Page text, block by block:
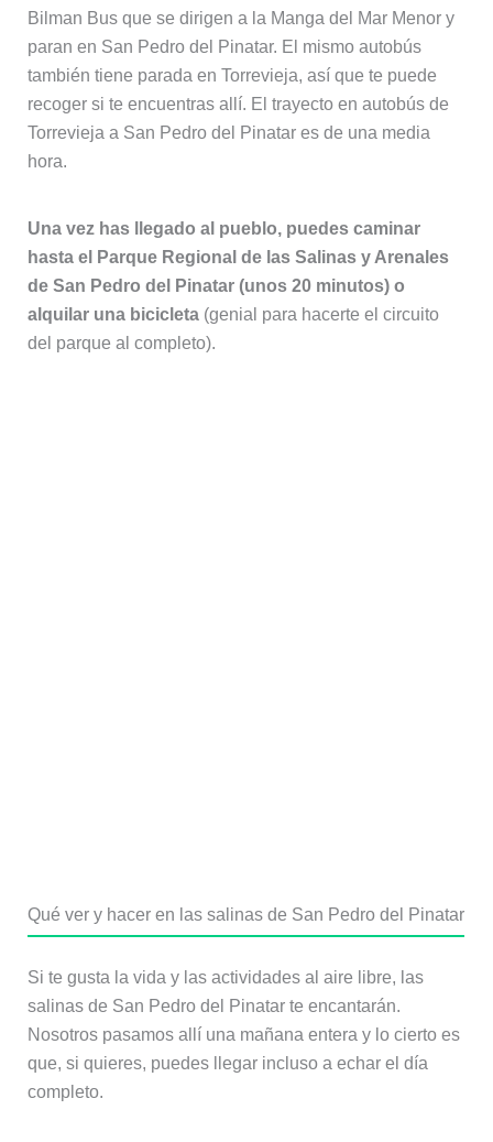
Bilman Bus que se dirigen a la Manga del Mar Menor y
paran en San Pedro del Pinatar. El mismo autobús
también tiene parada en Torrevieja, así que te puede
recoger si te encuentras allí. El trayecto en autobús de
Torrevieja a San Pedro del Pinatar es de una media
hora.
Una vez has llegado al pueblo, puedes caminar
hasta el Parque Regional de las Salinas y Arenales
de San Pedro del Pinatar (unos 20 minutos) o
alquilar una bicicleta(genial para hacerte el circuito
del parque al completo).
Qué ver y hacer en las salinas de San Pedro del Pinatar
Si te gusta la vida y las actividades al aire libre, las
salinas de San Pedro del Pinatar te encantarán.
Nosotros pasamos allí una mañana entera y lo cierto es
que, si quieres, puedes llegar incluso a echar el día
completo.